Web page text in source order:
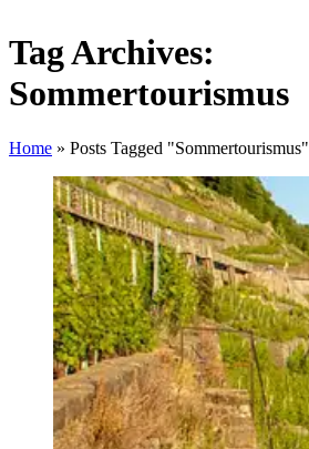
Tag Archives:
Sommertourismus
Home » Posts Tagged "Sommertourismus"